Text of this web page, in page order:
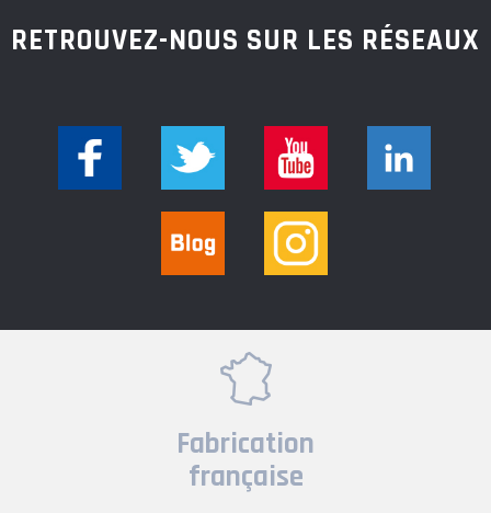
RETROUVEZ-NOUS SUR LES RÉSEAUX
Fabrication
française